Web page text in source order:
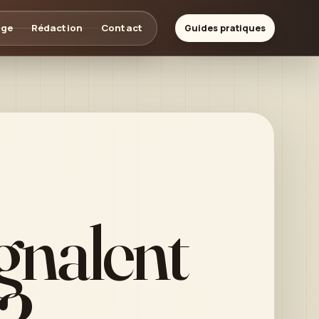
Rédaction Contact Guides pratiques